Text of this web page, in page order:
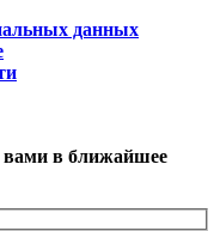
данных
в ближайшее